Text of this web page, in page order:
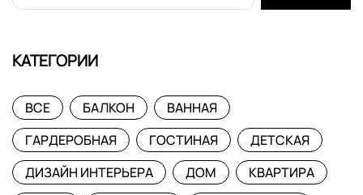
КАТЕГОРИИ
ВСЕ БАЛКОН
ВАННАЯ
ГАРДЕРОБНАЯ
ГОСТИНАЯ
ДЕТСКАЯ
ДИЗАЙН ИНТЕРЬЕРА
ДОМ
КВАРТИРА